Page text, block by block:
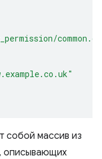
собой массив из
описывающих